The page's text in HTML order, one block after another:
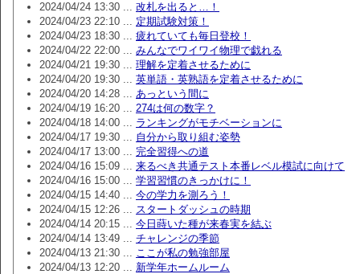
2024/04/24 13:30 ... 改札を出ると…！
2024/04/23 22:10 ... 定期試験対策！
2024/04/23 18:30 ... 疲れていても毎日登校！
2024/04/22 22:00 ... みんなでワイワイ物理で戯れる
2024/04/21 19:30 ... 理解を定着させるために
2024/04/20 19:30 ... 英単語・英熟語を定着させるために
2024/04/20 14:28 ... あっという間に
2024/04/19 16:20 ... 274は何の数字？
2024/04/18 14:00 ... ランキングがモチベーションに
2024/04/17 19:30 ... 自分から取り組む姿勢
2024/04/17 13:00 ... 完全習得への道
2024/04/16 15:09 ... 来るべき共通テスト本番レベル模試に向けて
2024/04/16 15:00 ... 学習習慣のきっかけに！
2024/04/15 14:40 ... 今の学力を測ろう！
2024/04/15 12:26 ... スタートダッシュの時期
2024/04/14 20:15 ... 今日蒔いた種が来春実を結ぶ
2024/04/14 13:49 ... チャレンジの季節
2024/04/13 21:30 ... ここが私の勉強部屋
2024/04/13 12:20 ... 新学年ホームルーム